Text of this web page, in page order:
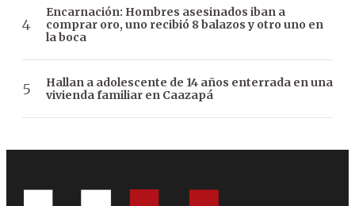
Encarnación: Hombres asesinados iban a
comprar oro, uno recibió 8 balazos y otro uno en
la boca
Hallan a adolescente de 14 años enterrada en una
vivienda familiar en Caazapá